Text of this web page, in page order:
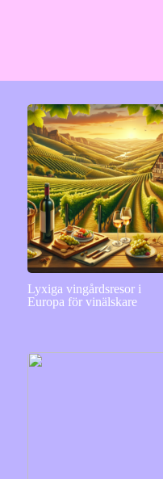
Lyxiga vingårdsresor i
Europa för vinälskare